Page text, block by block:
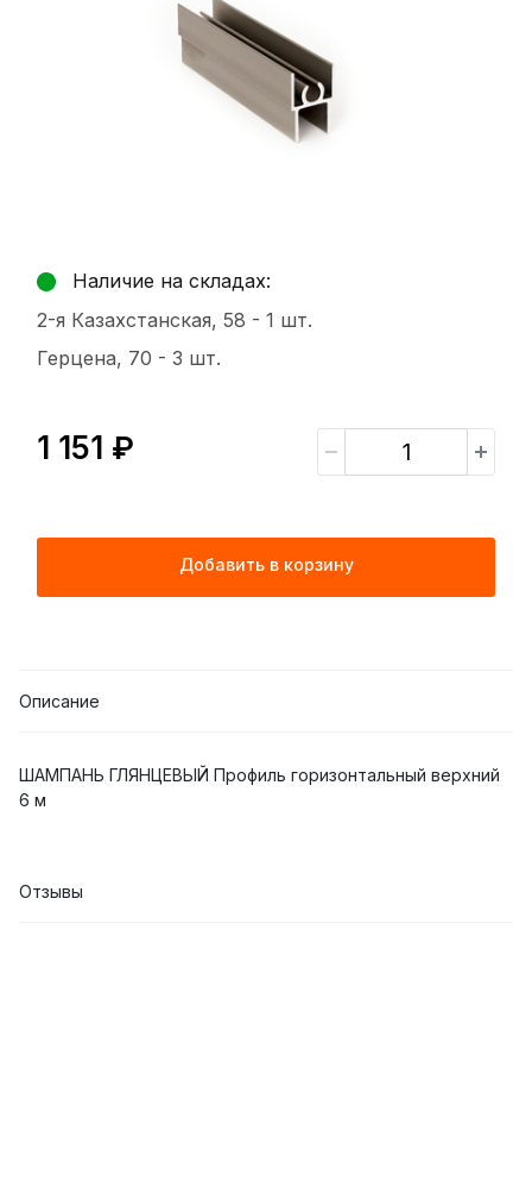
Наличие на складах:
2-я Казахстанская, 58 - 1 шт.
Герцена, 70 - 3 шт.
1 151 ₽
Добавить в корзину
Описание
ШАМПАНЬ ГЛЯНЦЕВЫЙ Профиль горизонтальный верхний
6 м
Отзывы